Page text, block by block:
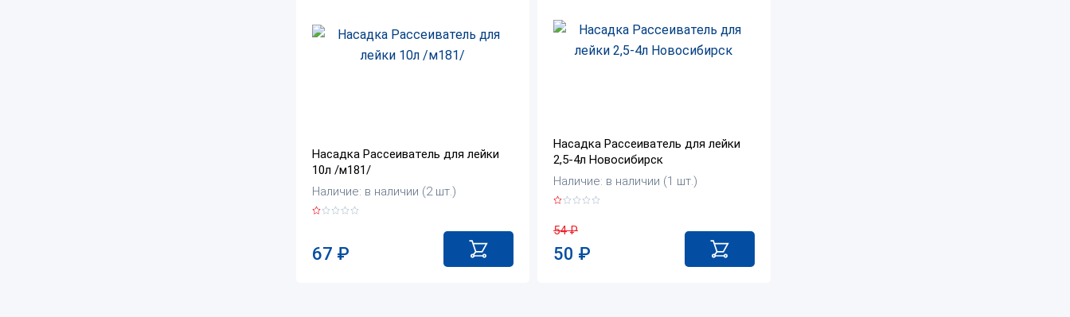
Насадка Рассеиватель для лейки
10л /м181/
Наличие: в наличии (2 шт.)
67 ₽
Насадка Рассеиватель для лейки
2,5-4л Новосибирск
Наличие: в наличии (1 шт.)
54₽
50 ₽